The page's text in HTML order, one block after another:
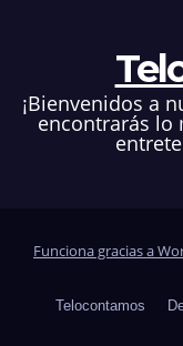
¡Bienvenidos a
encontrarás lo
Funciona gracias a
Telocontamos